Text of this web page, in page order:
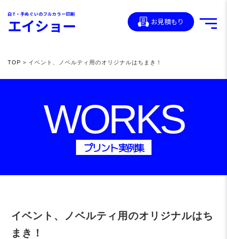
白T・手ぬぐいのフルカラー印刷
エイショー お見積もり
TOP > イベント、ノベルティ用のオリジナルはちまき！
WORKS
プリント実例集
イベント、ノベルティ用のオリジナルはち
まき！